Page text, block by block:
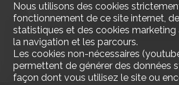
125 m²
275 m²
5.5
Nous utilisons des cookies
fonctionnement de ce site internet,
statistiques et des cookies marketing
la navigation et les parcours.
Les cookies non-nécessaires
permettent de générer des données
façon dont vous utilisez le site ou